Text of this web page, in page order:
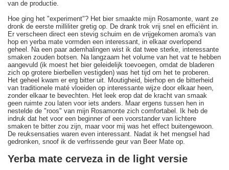
van de productie.
Hoe ging het "experiment"? Het bier smaakte mijn Rosamonte, want ze
dronk de eerste milliliter gretig op. De drank trok vrij snel en efficiënt in.
Er verscheen direct een stevig schuim en de vrijgekomen aroma's van
hop en yerba mate vormden een interessant, in elkaar overlopend
geheel. Na een paar ademhalingen wist ik dat twee sterke, interessante
smaken zouden botsen. Na langzaam het volume van het vat te hebben
aangevuld (ik moest het bier geleidelijk toevoegen, omdat de bladeren
zich op grotere bierbellen vestigden) was het tijd om het te proberen.
Het geheel kwam er erg bitter uit. Moutigheid, bierhop en de bitterheid
van traditionele maté vloeiden op interessante wijze door elkaar heen,
zonder elkaar te bevechten. Het leek erop dat de kracht van smaak
geen ruimte zou laten voor iets anders. Maar ergens tussen hen in
nestelde de "roos" van mijn Rosamonte zich comfortabel. Ik heb de
indruk dat het voor een beginner of een voorstander van lichtere
smaken te bitter zou zijn, maar voor mij was het effect buitengewoon.
De reuksensaties waren even interessant. Nadat ik het mengsel had
gedronken, snoof ik de verfrissende geur van Beer Mate op.
Yerba mate cerveza in de light versie